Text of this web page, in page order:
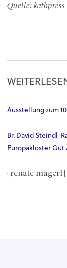
Quelle: kathpress
Ausstellung zum
Br. David Steindl-
Europakloster Gut
[renate magerl]